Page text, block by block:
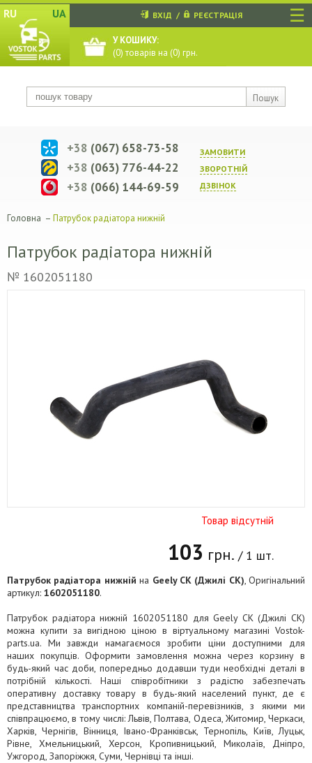
☰
RU UA
Пошук
ВХІД / РЕЄСТРАЦІЯ
У КОШИКУ:
(0) товарів на (0) грн.
ЗАМОВИТИ
ЗВОРОТНIЙ
ДЗВIНОК
+38 (067) 658-73-58
+38 (063) 776-44-22
+38 (066) 144-69-59
Головна – Патрубок радіатора нижній
Патрубок радіатора нижній
№ 1602051180
Товар відсутній
103 грн. / 1 шт.
Патрубок радіатора нижній на Geely CK (Джилі СК), Оригінальний
артикул: 1602051180.
Патрубок радіатора нижній 1602051180 для Geely CK (Джилі СК)
можна купити за вигідною ціною в віртуальному магазині Vostok-
parts.ua. Ми завжди намагаємося зробити ціни доступними для
наших покупців. Оформити замовлення можна через корзину в
будь-який час доби, попередньо додавши туди необхідні деталі в
потрібній кількості. Наші співробітники з радістю забезпечать
оперативну доставку товару в будь-який населений пункт, де є
представництва транспортних компаній-перевізників, з якими ми
співпрацюємо, в тому числі: Львів, Полтава, Одеса, Житомир, Черкаси,
Харків, Чернігів, Вінниця, Івано-Франківськ, Тернопіль, Київ, Луцьк,
Рівне, Хмельницький, Херсон, Кропивницький, Миколаїв, Дніпро,
Ужгород, Запоріжжя, Суми, Чернівці та інші.